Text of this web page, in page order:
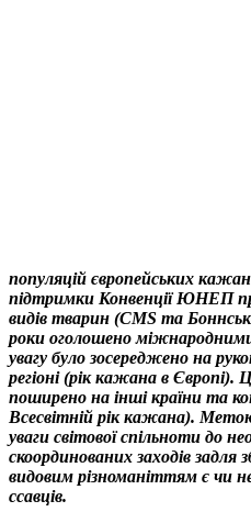
популяцій європейських
підтримки Конвенції ЮНЕП
видів тварин (CMS та
роки оголошено
увагу було зосереджено на
регіоні (рік кажана в Європі).
поширено на інші країни та
Всесвітній рік кажана).
уваги світової спільноти до
скоординованих заходів задля
видовим різноманіттям є чи
ссавців.